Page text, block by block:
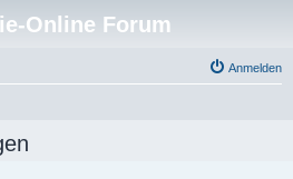
Online Forum
Anmelden